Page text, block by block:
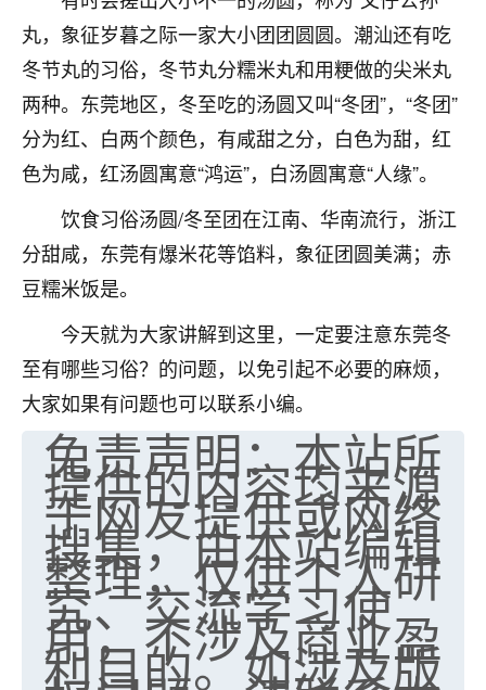
丸，象征岁暮之际一家大小团团圆圆。潮汕还有吃
冬节丸的习俗，冬节丸分糯米丸和用粳做的尖米丸
两种。东莞地区，冬至吃的汤圆又叫“冬团”，“冬团”
分为红、白两个颜色，有咸甜之分，白色为甜，红
色为咸，红汤圆寓意“鸿运”，白汤圆寓意“人缘”。
饮食习俗汤圆/冬至团在江南、华南流行，浙江
分甜咸，东莞有爆米花等馅料，象征团圆美满；赤
豆糯米饭是。
今天就为大家讲解到这里，一定要注意东莞冬
至有哪些习俗？的问题，以免引起不必要的麻烦，
大家如果有问题也可以联系小编。
免责声明：本站所
提供的内容均来源
于网友提供或网络
搜集，由本站编辑
整理，仅供个人研
究、交流学习使
用，不涉及商业盈
利目的。如涉及版
问题，反正就是不舒服。中医西医看遍了，找不到问
题，后来无意中看到有人推荐慧来老师，跟老师聊过
之后，心情豁然开朗，也听老师建议，处理了一些因
果问题。今年以来，身体比以前好多，主要是心情好
了，老师说境随心转，现在深有体会了。
鹿森：是的，其实跟老师聊过之后，最大的感
触，首先就是心态会变好，万般皆是命，半点
不由人！
1天前 来自四川
金白水清
我也想找老师看看，有没有人给个联系方式的啊？
鹿森：慧来老师微信：gjsy0624
1天前 来自江西 12
青春168
我也想要，我也想要！
2天前 来自山西 15
Jessica李
老师做不做超度法事？我想给我奶奶做超度，她今年
刚去世了。